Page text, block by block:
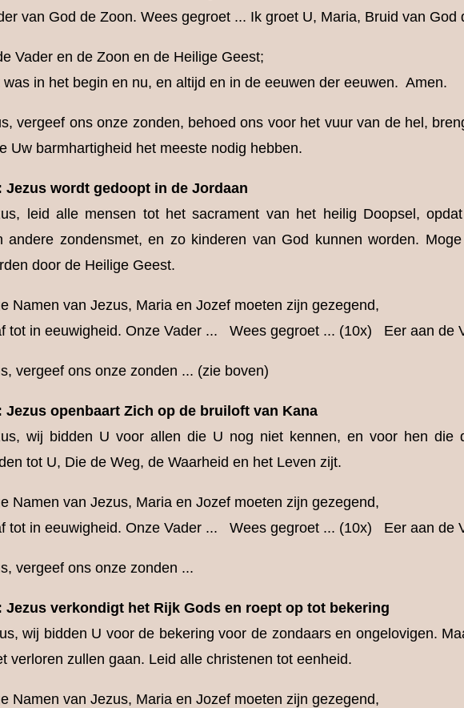
van God de Zoon. Wees gegroet ... Ik groet U, Maria, Bruid van
Vader en de Zoon en de Heilige Geest;
in het begin en nu, en altijd en in de eeuwen der eeuwen. Amen.
vergeef ons onze zonden, behoed ons voor het vuur van de hel,
Uw barmhartigheid het meeste nodig hebben.
Jezus wordt gedoopt in de Jordaan
leid alle mensen tot het sacrament van het heilig Doopsel,
andere zondensmet, en zo kinderen van God kunnen worden.
door de Heilige Geest.
Namen van Jezus, Maria en Jozef moeten zijn gezegend,
tot in eeuwigheid. Onze Vader ... Wees gegroet ... (10x) Eer aan de
vergeef ons onze zonden ... (zie boven)
Jezus openbaart Zich op de bruiloft van Kana
wij bidden U voor allen die U nog niet kennen, en voor hen die
tot U, Die de Weg, de Waarheid en het Leven zijt.
Namen van Jezus, Maria en Jozef moeten zijn gezegend,
tot in eeuwigheid. Onze Vader ... Wees gegroet ... (10x) Eer aan de
vergeef ons onze zonden ...
Jezus verkondigt het Rijk Gods en roept op tot bekering
wij bidden U voor de bekering voor de zondaars en ongelovigen.
verloren zullen gaan. Leid alle christenen tot eenheid.
Namen van Jezus, Maria en Jozef moeten zijn gezegend,